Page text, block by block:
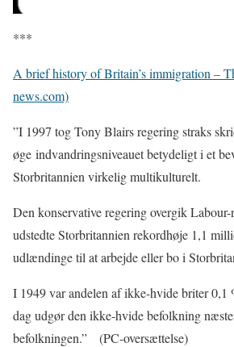
***
A brief history of Britain’s immigration –
news.com)
”I 1997 tog Tony Blairs regering straks
øge indvandringsniveauet betydeligt i et
Storbritannien virkelig multikulturelt.
Den konservative regering overgik
udstedte Storbritannien rekordhøje 1,1
udlændinge til at arbejde eller bo i
I 1949 var andelen af ikke-hvide briter 0,1
dag udgør den ikke-hvide befolkning
befolkningen.” (PC-oversættelse)